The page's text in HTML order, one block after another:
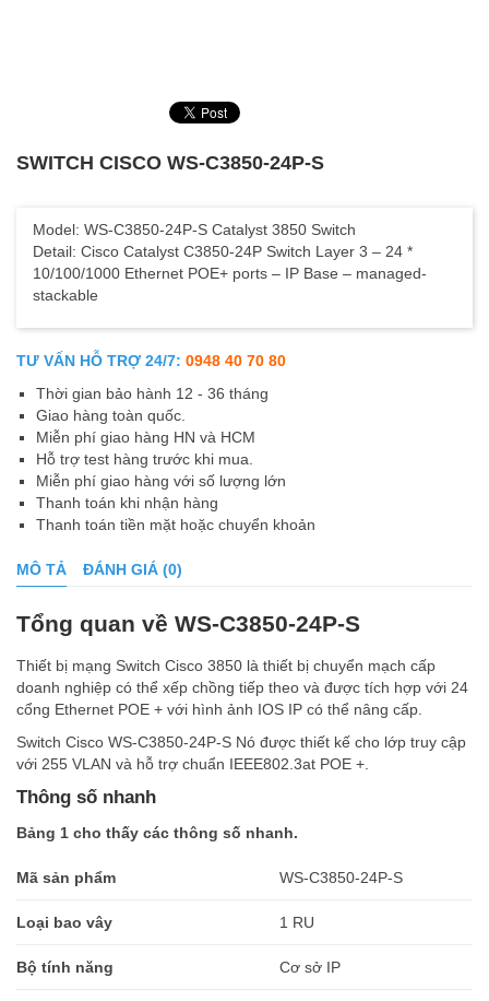
SWITCH CISCO WS-C3850-24P-S
Model: WS-C3850-24P-S Catalyst 3850 Switch
Detail: Cisco Catalyst C3850-24P Switch Layer 3 – 24 *
10/100/1000 Ethernet POE+ ports – IP Base – managed-
stackable
TƯ VẤN HỖ TRỢ 24/7: 0948 40 70 80
Thời gian bảo hành 12 - 36 tháng
Giao hàng toàn quốc.
Miễn phí giao hàng HN và HCM
Hỗ trợ test hàng trước khi mua.
Miễn phí giao hàng với số lượng lớn
Thanh toán khi nhận hàng
Thanh toán tiền mặt hoặc chuyển khoản
MÔ TẢ ĐÁNH GIÁ (0)
Tổng quan về WS-C3850-24P-S
Thiết bị mạng Switch Cisco 3850 là thiết bị chuyển mạch cấp
doanh nghiệp có thể xếp chồng tiếp theo và được tích hợp với 24
cổng Ethernet POE + với hình ảnh IOS IP có thể nâng cấp.
Switch Cisco WS-C3850-24P-S Nó được thiết kế cho lớp truy cập
với 255 VLAN và hỗ trợ chuẩn IEEE802.3at POE +.
Thông số nhanh
Bảng 1 cho thấy các thông số nhanh.
Mã sản phẩm WS-C3850-24P-S
Loại bao vây 1 RU
Bộ tính năng Cơ sở IP